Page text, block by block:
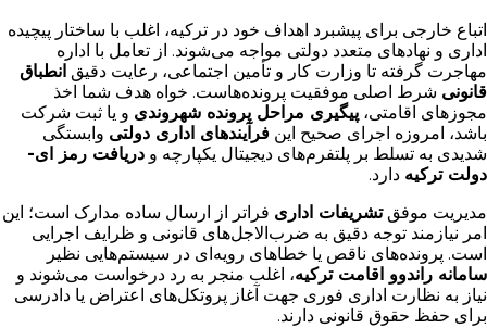
اتباع خارجی برای پیشبرد اهداف خود در ترکیه، اغلب با ساختار پیچیده
اداری و نهادهای متعدد دولتی مواجه می‌شوند. از تعامل با اداره
مهاجرت گرفته تا وزارت کار و تأمین اجتماعی، رعایت دقیق انطباق
قانونی شرط اصلی موفقیت پرونده‌هاست. خواه هدف شما اخذ
مجوزهای اقامتی، پیگیری مراحل پرونده شهروندی و یا ثبت شرکت
باشد، امروزه اجرای صحیح این فرآیندهای اداری دولتی وابستگی
شدیدی به تسلط بر پلتفرم‌های دیجیتال یکپارچه و دریافت رمز ای-
دولت ترکیه دارد.
مدیریت موفقتشریفات اداری فراتر از ارسال ساده مدارک است؛ این
امر نیازمند توجه دقیق به ضرب‌الاجل‌های قانونی و ظرایف اجرایی
است. پرونده‌های ناقص یا خطاهای رویه‌ای در سیستم‌هایی نظیر
سامانه راندوو اقامت ترکیه، اغلب منجر به رد درخواست می‌شوند و
نیاز به نظارت اداری فوری جهت آغاز پروتکل‌های اعتراض یا دادرسی
برای حفظ حقوق قانونی دارند.